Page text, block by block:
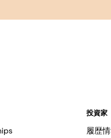
投資家
履歴